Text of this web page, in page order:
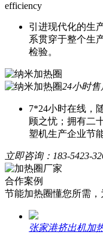
efficiency
引进现代化的生
系贯穿于整个生
检验。
24小时
7*24小时在线，
顾之忧；拥有二
塑机生产企业节
立即咨询： 183-5423-
合作案例
节能加热圈懂您所需
张家港挤出机加